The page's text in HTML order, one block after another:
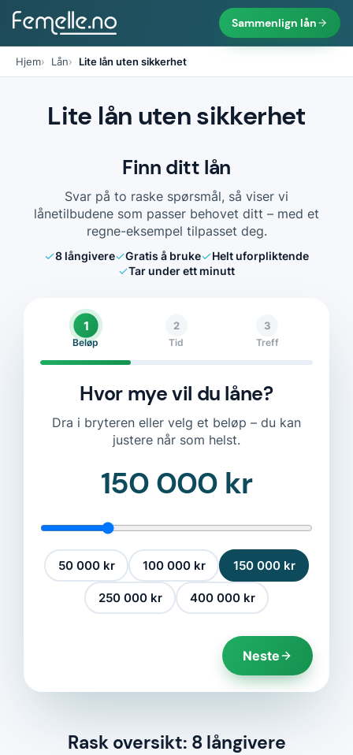
Sammenlign lån
Hjem Lån Lite lån uten sikkerhet
Lite lån uten sikkerhet
Finn ditt lån
Svar på to raske spørsmål, så viser vi
lånetilbudene som passer behovet ditt – med et
regne-eksempel tilpasset deg.
8långivere Gratis å bruke
Helt uforpliktende
Tar under ett minutt
1
Beløp
2
Tid
3
Treff
Hvor mye vil du låne?
Dra i bryteren eller velg et beløp – du kan
justere når som helst.
150 000 kr
50 000 kr 100 000 kr 150 000 kr
250 000 kr 400 000 kr
Neste
Rask oversikt: 8 långivere